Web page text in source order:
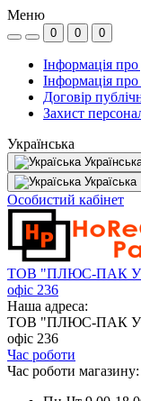
Меню
0 0 0
Інформація про
Інформація
Договір
Захист
Українська
Україська
Особистий кабінет
ТОВ "ПЛЮС-ПАК
офіс 236
Наша адреса:
ТОВ "ПЛЮС-ПАК
офіс 236
Час роботи
Час роботи магазину: